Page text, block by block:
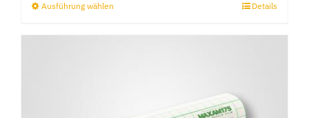
Ausführung wählen Details